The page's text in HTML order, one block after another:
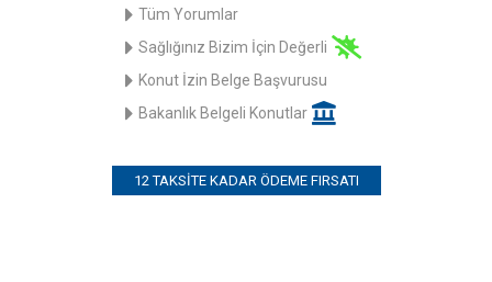
Tüm Yorumlar
Sağlığınız Bizim İçin Değerli
Konut İzin Belge Başvurusu
Bakanlık Belgeli Konutlar
12 TAKSITE KADAR ÖDEME FIRSATI